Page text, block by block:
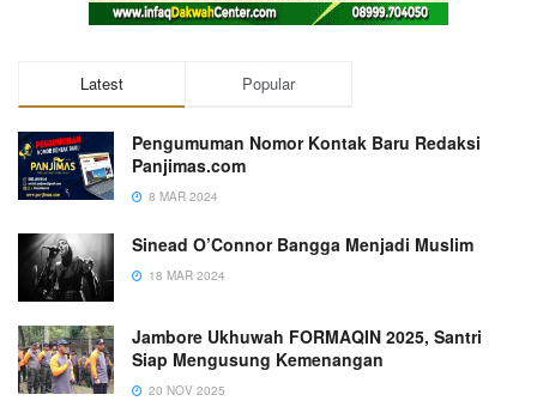
Latest Popular
Pengumuman Nomor Kontak Baru Redaksi
Panjimas.com
8 MAR 2024
Sinead O’Connor Bangga Menjadi Muslim
18 MAR 2024
Jambore Ukhuwah FORMAQIN 2025, Santri
Siap Mengusung Kemenangan
20 NOV 2025